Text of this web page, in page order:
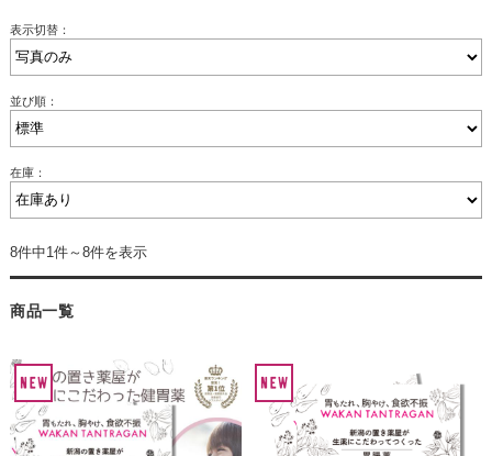
表示切替：
並び順：
在庫：
8件中1件～8件を表示
商品一覧